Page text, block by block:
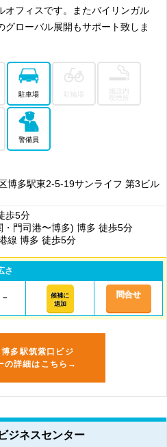
オフィスです。またバイリンガル
ローバル展開もサポート致しま
駐車場
喫煙所
警備員
博多駅東2-5-19サンライフ 第3ビル
歩5分
門司港〜博多) 博多 徒歩5分
線 博多 徒歩5分
さ
－
候補に
追加
問合せ
多駅筑紫口ビジ
の詳細はこちら→
ジネスセンター